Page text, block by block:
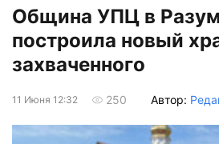
Община УПЦ в
построила новый
захваченного
11 Июня 12:32 250 Автор: